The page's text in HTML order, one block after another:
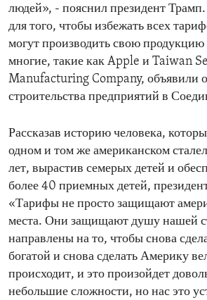
людей», - пояснил президент
для того, чтобы избежать всех
могут производить свою
многие, такие как Apple и Taiwan
Manufacturing Company, объявили
строительства предприятий в
Рассказав историю человека,
одном и том же американском
лет, вырастив семерых детей и
более 40 приемных детей,
«Тарифы не просто защищают
места. Они защищают душу нашей
направлены на то, чтобы снова
богатой и снова сделать Америку
происходит, и это произойдет
небольшие сложности, но нас это